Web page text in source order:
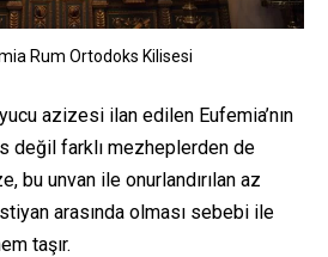
Rum Ortodoks Kilisesi
azizesi ilan edilen Eufemia’nın
değil farklı mezheplerden de
bu unvan ile onurlandırılan az
arasında olması sebebi ile
taşır.